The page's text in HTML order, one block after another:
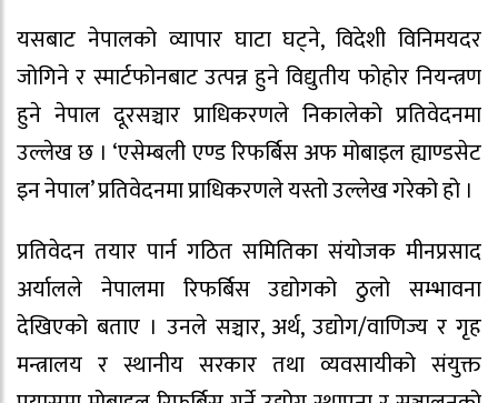
यसबाट नेपालको व्यापार घाटा घट्ने, विदेशी विनिमयदर
जोगिने र स्मार्टफोनबाट उत्पन्न हुने विद्युतीय फोहोर नियन्त्रण
हुने नेपाल दूरसञ्चार प्राधिकरणले निकालेको प्रतिवेदनमा
उल्लेख छ । ‘एसेम्बली एण्ड रिफर्बिस अफ मोबाइल ह्याण्डसेट
इन नेपाल’ प्रतिवेदनमा प्राधिकरणले यस्तो उल्लेख गरेको हो ।
प्रतिवेदन तयार पार्न गठित समितिका संयोजक मीनप्रसाद
अर्यालले नेपालमा रिफर्बिस उद्योगको ठुलो सम्भावना
देखिएको बताए । उनले सञ्चार, अर्थ, उद्योग/वाणिज्य र गृह
मन्त्रालय र स्थानीय सरकार तथा व्यवसायीको संयुक्त